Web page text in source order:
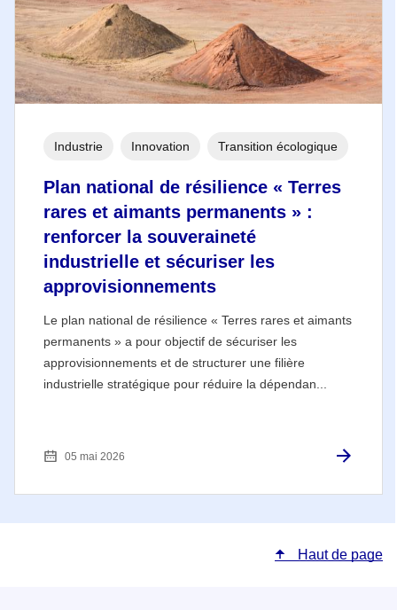
Plan national de résilience « Terres
rares et aimants permanents » :
renforcer la souveraineté
industrielle et sécuriser les
approvisionnements
Le plan national de résilience « Terres rares et aimants
permanents » a pour objectif de sécuriser les
approvisionnements et de structurer une filière
industrielle stratégique pour réduire la dépendan...
Industrie Innovation Transition écologique
05 mai 2026
Haut de page